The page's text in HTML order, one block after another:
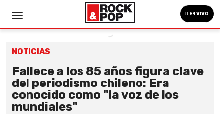
EN VIVO
NOTICIAS
Fallece a los 85 años figura clave
del periodismo chileno: Era
conocido como "la voz de los
mundiales"